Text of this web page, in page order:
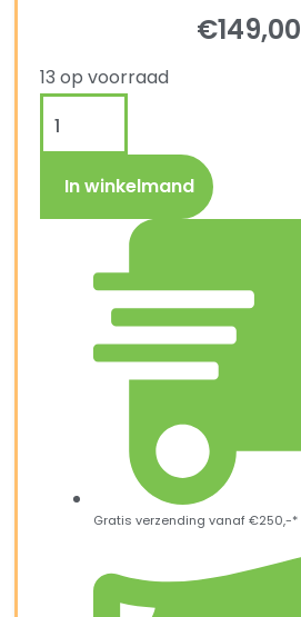
€149,00
13 op voorraad
In winkelmand
Gratis verzending vanaf €250,-*